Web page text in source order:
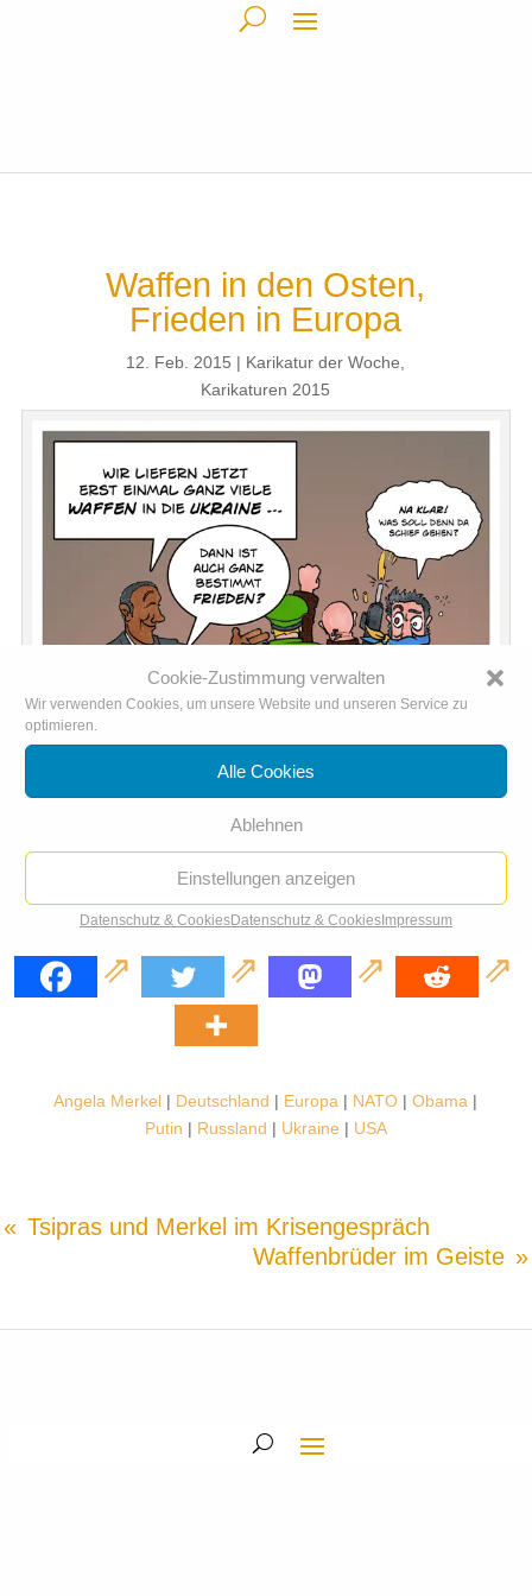
Cookie-Zustimmung verwalten
Wir verwenden Cookies, um unsere Website und unseren Service zu
optimieren.
Alle Cookies
Ablehnen
Einstellungen anzeigen
Datenschutz & CookiesDatenschutz & Cookies Impressum
Waffen in den Osten,
Frieden in Europa
12. Feb. 2015 Karikatur der Woche
Karikaturen 2015
Waffen in den Osten, Frieden in Europa
Angela Merkel | Deutschland | Europa | NATO |Obama |
Putin | Russland | Ukraine | USA
Tsipras und Merkel im Krisengespräch
Waffenbrüder im Geiste